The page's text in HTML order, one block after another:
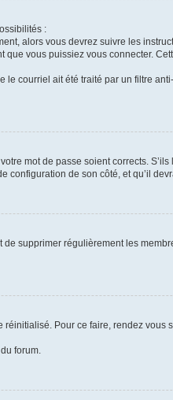
:
alors vous devrez suivre les
vous puissiez vous connecter.
courriel ait été traité par un filtre
mot de passe soient corrects.
configuration de son côté, et qu’il
supprimer régulièrement les
Pour ce faire, rendez
forum.